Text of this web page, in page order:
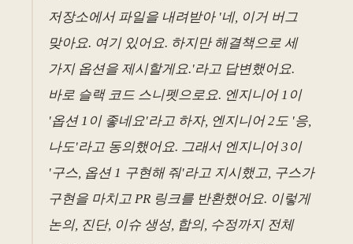
저장소에서 파일을 내려받아 '네, 이거 버그
맞아요. 여기 있어요. 하지만 해결책으로 세
가지 옵션을 제시할게요.'라고 답변했어요.
바로 슬랙 코드 스니펫으로요. 엔지니어 1이
'옵션 1이 좋네요'라고 하자, 엔지니어 2도 '응,
나도'라고 동의했어요. 그래서 엔지니어 3이
'구스, 옵션 1 구현해 줘'라고 지시했고, 구스가
구현을 마치고 PR 링크를 반환했어요. 이렇게
논의, 진단, 이슈 생성, 합의, 수정까지 전체